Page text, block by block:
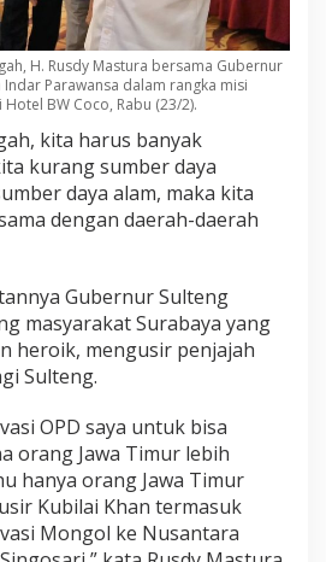
H. Rusdy Mastura bersama Gubernur
Indar Parawansa dalam rangka misi
BW Coco, Rabu (23/2).
kita harus banyak
kurang sumber daya
daya alam, maka kita
dengan daerah-daerah
Gubernur Sulteng
masyarakat Surabaya yang
heroik, mengusir penjajah
Sulteng.
OPD saya untuk bisa
orang Jawa Timur lebih
hanya orang Jawa Timur
Kubilai Khan termasuk
Mongol ke Nusantara